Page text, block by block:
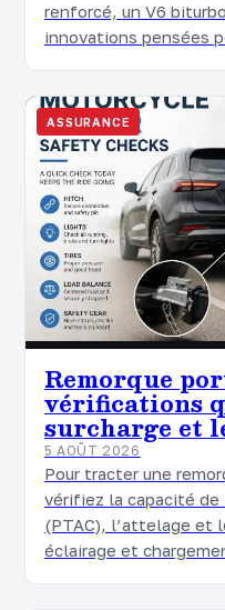
renforcé, un V6
innovations pensées
ASSURANCE
Remorque
vérifications
surcharge et
5 AOÛT 2026
Pour tracter une
vérifiez la capacité
(PTAC), l’attelage et
éclairage et